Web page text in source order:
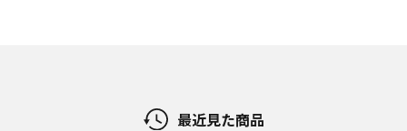
最近見た商品